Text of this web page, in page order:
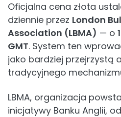
Oficjalna cena złota
dziennie przez London
Association (LBMA) — o
GMT. System ten
jako bardziej przejrzystą
tradycyjnego
LBMA, organizacja
inicjatywy Banku Anglii,